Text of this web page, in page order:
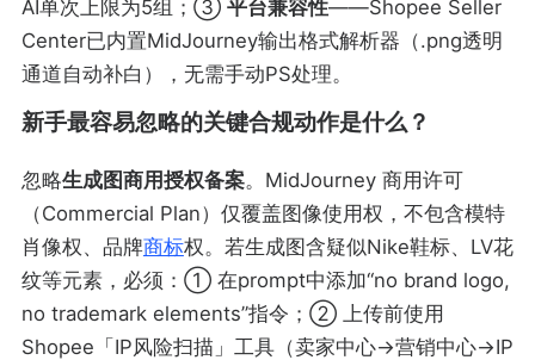
AI单次上限为5组；③ 平台兼容性——Shopee Seller
Center已内置MidJourney输出格式解析器（.png透明
通道自动补白），无需手动PS处理。
新手最容易忽略的关键合规动作是什么？
忽略生成图商用授权备案。MidJourney 商用许可
（Commercial Plan）仅覆盖图像使用权，不包含模特
肖像权、品牌商标权。若生成图含疑似Nike鞋标、LV花
纹等元素，必须：① 在prompt中添加“no brand logo,
no trademark elements”指令；② 上传前使用
Shopee「IP风险扫描」工具（卖家中心→营销中心→IP